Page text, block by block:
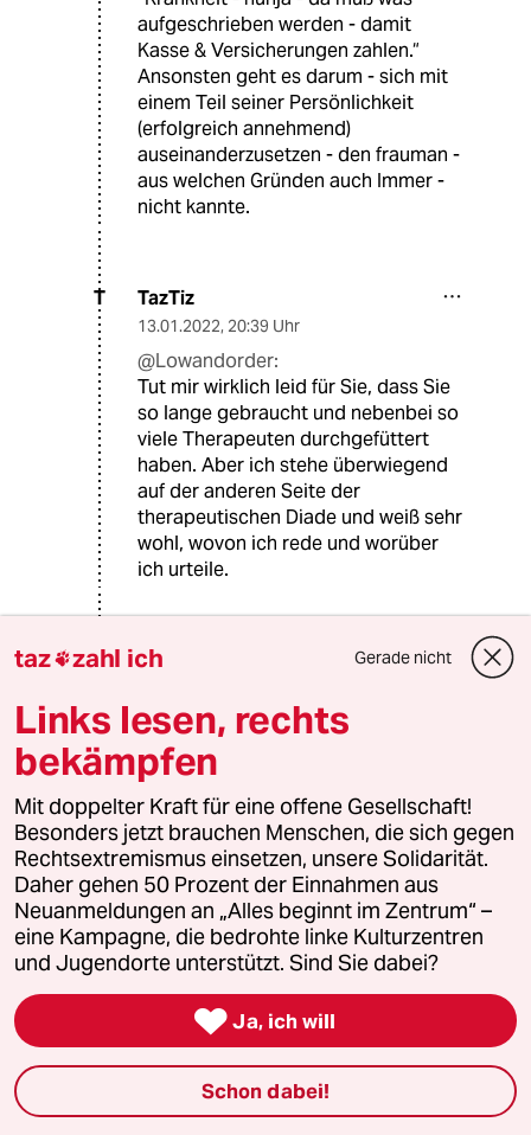
aufgeschrieben werden - damit
Kasse & Versicherungen zahlen.“
Ansonsten geht es darum - sich mit
einem Teil seiner Persönlichkeit
(erfolgreich annehmend)
auseinanderzusetzen - den frauman -
aus welchen Gründen auch Immer -
nicht kannte.
T TazTiz
13.01.2022, 20:39 Uhr
@Lowandorder:
Tut mir wirklich leid für Sie, dass Sie
so lange gebraucht und nebenbei so
viele Therapeuten durchgefüttert
haben. Aber ich stehe überwiegend
auf der anderen Seite der
therapeutischen Diade und weiß sehr
wohl, wovon ich rede und worüber
ich urteile.
Lowandorder
@TazTiz:
Sie haben also wie Linus -
entschieden -
“…ich werde Landarzt - endlich auf
der richtigen Seite der ollen Nadel!“ -
wenn ich “therapeutische Diade“
richtig deute.
Mal ab vom unnötigen Leidtun - “egal
wird jemand stehn & auf dich warten
& das wirst du sein“ - möchte nichts
missen.
(ok Bombardierung Dresden im
taz zahl ich Gerade nicht
Links lesen, rechts
bekämpfen
Mit doppelter Kraft für eine offene Gesellschaft!
Besonders jetzt brauchen Menschen, die sich gegen
Rechtsextremismus einsetzen, unsere Solidarität.
Daher gehen 50 Prozent der Einnahmen aus
Neuanmeldungen an „Alles beginnt im Zentrum“ –
eine Kampagne, die bedrohte linke Kulturzentren
und Jugendorte unterstützt. Sind Sie dabei?
 Ja, ich will
Schon dabei!